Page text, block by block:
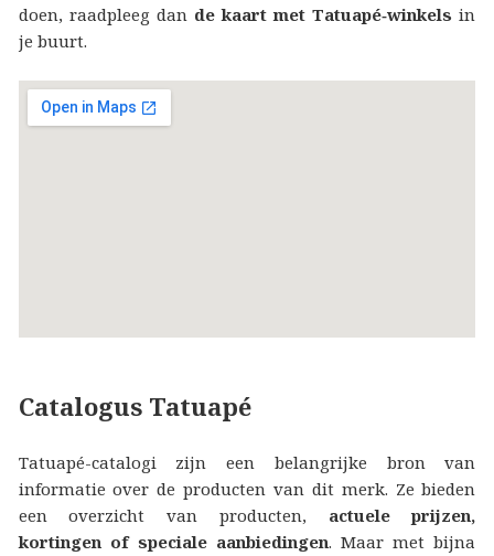
doen, raadpleeg dan de kaart met Tatuapé‑winkels in
je buurt.
Catalogus Tatuapé
Tatuapé-catalogi zijn een belangrijke bron van
informatie over de producten van dit merk. Ze bieden
een overzicht van producten, actuele prijzen,
kortingen of speciale aanbiedingen. Maar met bijna